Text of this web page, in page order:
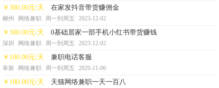
￥300.00元/天 在家发抖音带货赚佣金
柳州 网络兼职 周一到周五 2023-12-02
￥300.00元/天 0基础居家一部手机小红书带货赚钱
深圳 网络兼职 周一到周五 2023-12-02
￥100.00元/天 兼职电话客服
阜新 网络兼职 周一到周五 2020-11-06
￥180.00元/天 天猫网络兼职一天一百八